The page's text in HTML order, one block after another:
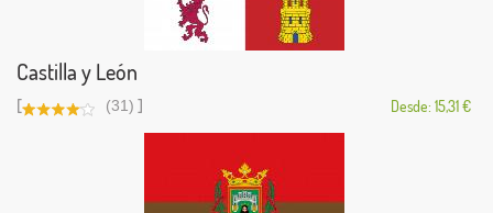
Castilla y León
[ (31) ] Desde: 15,31 €